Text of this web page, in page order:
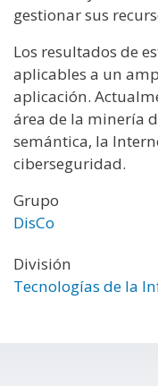
gestionar sus
Los resultados de
aplicables a un
aplicación.
área de la minería
semántica, la
ciberseguridad.
Grupo
DisCo
División
Tecnologías de la